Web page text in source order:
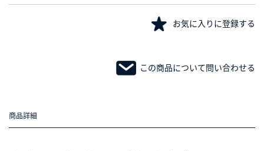
お気に入りに登録する
この商品について問い合わせる
商品詳細